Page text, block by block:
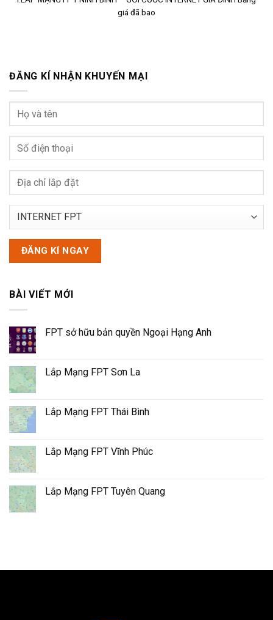
giá đã bao
ĐĂNG KÍ NHẬN KHUYẾN MẠI
BÀI VIẾT MỚI
FPT sở hữu bản quyền Ngoại Hạng Anh
Lắp Mạng FPT Sơn La
Lắp Mạng FPT Thái Bình
Lắp Mạng FPT Vĩnh Phúc
Lắp Mạng FPT Tuyên Quang